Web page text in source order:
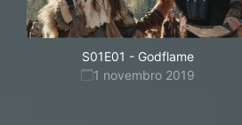
S01E01 - Godflame
1 novembro 2019